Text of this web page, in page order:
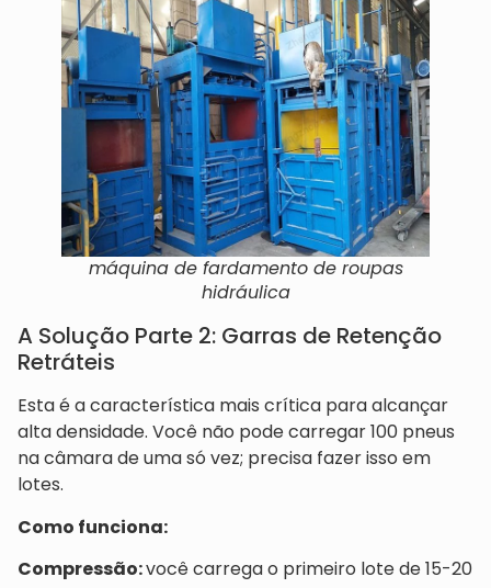
máquina de fardamento de roupas
hidráulica
A Solução Parte 2: Garras de Retenção
Retráteis
Esta é a característica mais crítica para alcançar
alta densidade. Você não pode carregar 100 pneus
na câmara de uma só vez; precisa fazer isso em
lotes.
Como funciona:
Compressão:você carrega o primeiro lote de 15-20